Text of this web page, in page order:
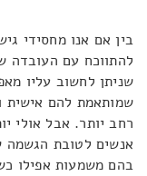
בין אם אנו מחסידי
להתווכח עם העובדה
שניתן לחשוב עליו
שמותאמת להם אישית
רחב יותר. אבל אולי
אנשים לטובת הגשמה
בהם משמעות אפילו